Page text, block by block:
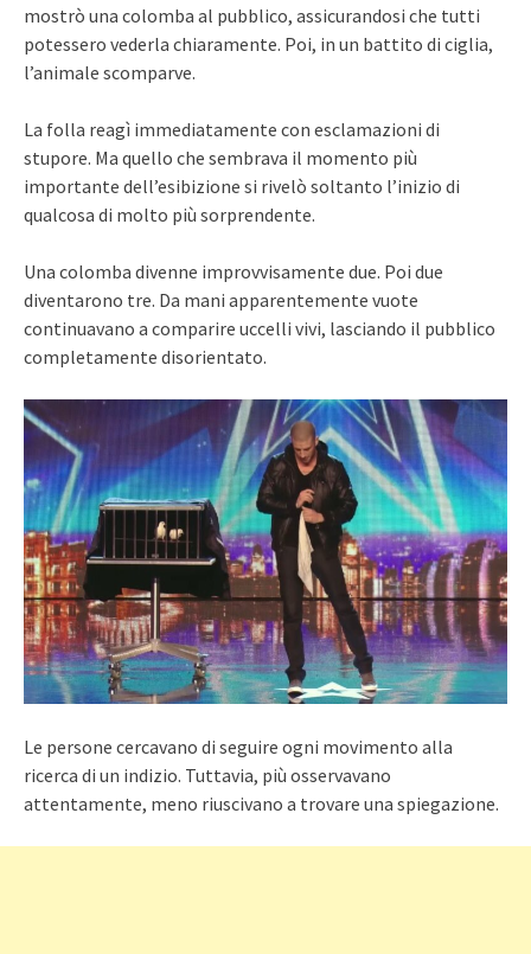
mostrò una colomba al pubblico, assicurandosi che tutti
potessero vederla chiaramente. Poi, in un battito di ciglia,
l’animale scomparve.
La folla reagì immediatamente con esclamazioni di
stupore. Ma quello che sembrava il momento più
importante dell’esibizione si rivelò soltanto l’inizio di
qualcosa di molto più sorprendente.
Una colomba divenne improvvisamente due. Poi due
diventarono tre. Da mani apparentemente vuote
continuavano a comparire uccelli vivi, lasciando il pubblico
completamente disorientato.
Le persone cercavano di seguire ogni movimento alla
ricerca di un indizio. Tuttavia, più osservavano
attentamente, meno riuscivano a trovare una spiegazione.